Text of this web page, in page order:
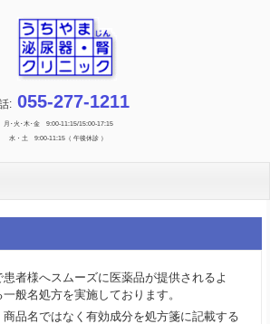
:055-277-1211
月･火･木･金 9:00-11:15/15:00-17:15
水・土 9:00-11:15（ 午後休診 ）
者様へスムーズに医薬品が提供されるよ
般名処方を実施しております。
品名ではなく有効成分を処方箋に記載する